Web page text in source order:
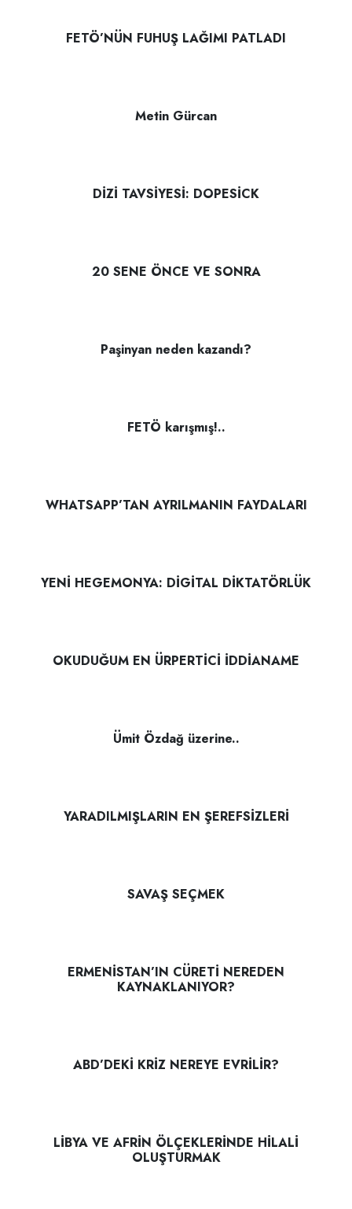
FETÖ’NÜN FUHUŞ LAĞIMI PATLADI
Metin Gürcan
DİZİ TAVSİYESİ: DOPESİCK
20 SENE ÖNCE VE SONRA
Paşinyan neden kazandı?
FETÖ karışmış!..
WHATSAPP’TAN AYRILMANIN FAYDALARI
YENİ HEGEMONYA: DİGİTAL DİKTATÖRLÜK
OKUDUĞUM EN ÜRPERTİCİ İDDİANAME
Ümit Özdağ üzerine..
YARADILMIŞLARIN EN ŞEREFSİZLERİ
SAVAŞ SEÇMEK
ERMENİSTAN’IN CÜRETİ NEREDEN
KAYNAKLANIYOR?
ABD’DEKİ KRİZ NEREYE EVRİLİR?
LİBYA VE AFRİN ÖLÇEKLERİNDE HİLALİ
OLUŞTURMAK